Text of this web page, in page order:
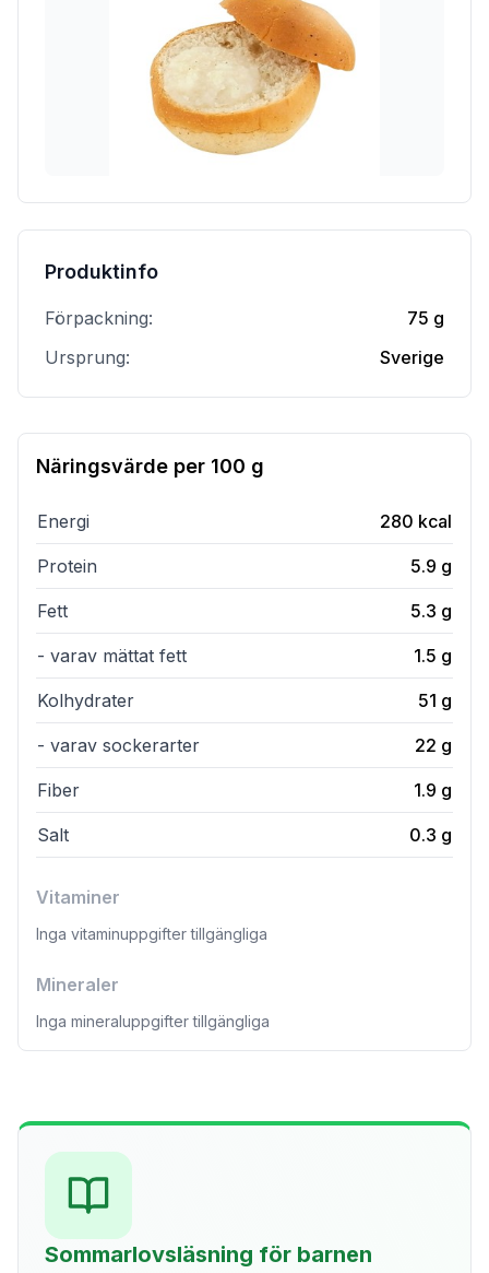
Produktinfo
Förpackning:
75 g
Ursprung:
Sverige
Näringsvärde per 100 g
Energi 280 kcal
Protein 5.9 g
Fett 5.3 g
- varav mättat fett 1.5 g
Kolhydrater 51 g
- varav sockerarter 22 g
Fiber 1.9 g
Salt 0.3 g
Vitaminer
Inga vitaminuppgifter tillgängliga
Mineraler
Inga mineraluppgifter tillgängliga
Sommarlovsläsning för barnen